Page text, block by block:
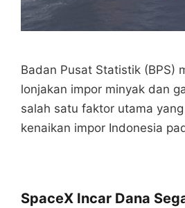
Badan Pusat Statistik (BPS)
lonjakan impor minyak dan
salah satu faktor utama
kenaikan impor Indonesia
SpaceX Incar Dana